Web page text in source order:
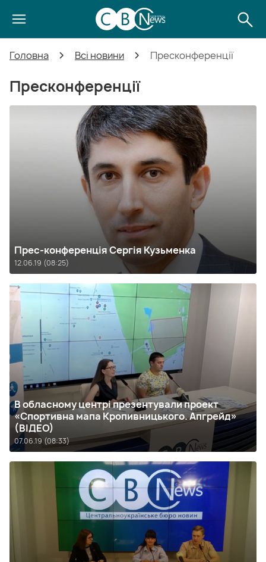
Головна Всі новини Пресконференції
Пресконференції
Прес-конференція Сергія Кузьменка
12.06.19 (08:25)
В обласному центрі презентували проект
«Спортивна мапа Кропивницького. Апгрейд»
(ВІДЕО)
07.06.19 (08:33)